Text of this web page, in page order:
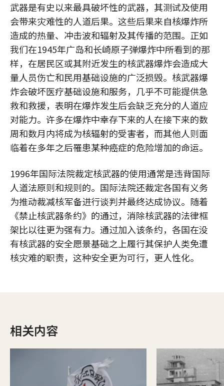
武器是有史以来最具破坏性的武器，其测试及使用
会带来灾难性的人道后果。这些后果来自核爆炸所
造成的热量、冲击波和辐射及其传播的范围。正如
我们在1945年广岛和长崎原子弹爆炸中所看到的那
样，在居民区或其附近发生的核武器爆炸会造成大
量人员伤亡和民用基础设施的广泛损毁。核武器爆
炸会破坏医疗基础设施和服务，几乎不可能提供急
救和救援，表明在爆炸发生后会缺乏充分的人道应
对能力。许多在爆炸中幸存下来的人在接下来的数
周和数月内将成为核辐射的受害者，而其他人则面
临着在多年之后罹患某种癌症的危险增加的命运。
1996年国际法院裁定核武器的使用通常是违背国际
人道法原则和规则的。国际法院还裁定各国有义务
为推动裁减核军备进行谈判并最终达成协议。随着
《禁止核武器条约》的通过，消除核武器的法律框
架比以往更为强有力。通过加入该条约，各国在没
有核武器的安全愿景基础之上履行其保护人类免遭
核灾难的职责，这种安全更为可行，更人性化。
相关内容